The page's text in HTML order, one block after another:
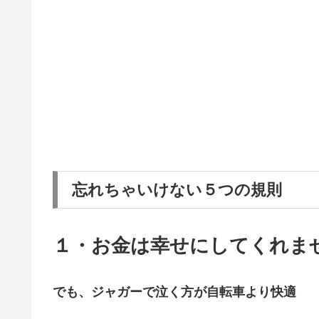
忘れちゃいけない５つの規則
１・お金は幸せにしてくれま
でも、ジャガーで泣く方が自転車より快適